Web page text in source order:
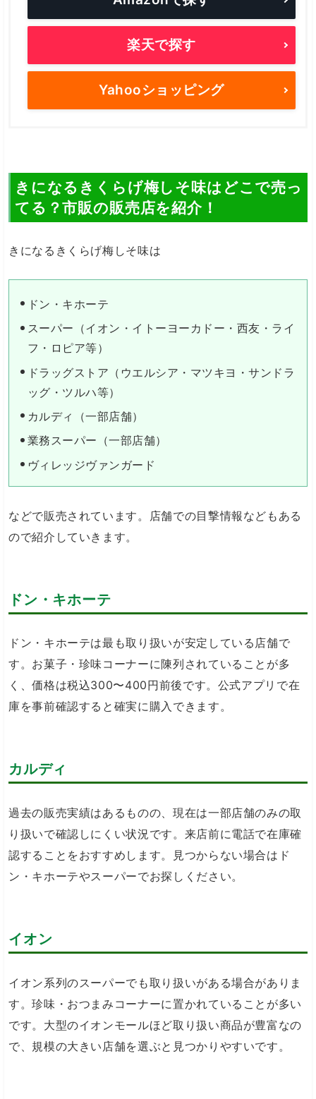
楽天で探す
Yahooショッピング
きになるきくらげ梅しそ味はどこで売っ
てる？市販の販売店を紹介！
きになるきくらげ梅しそ味は
ドン・キホーテ
スーパー（イオン・イトーヨーカドー・西友・ライ
フ・ロピア等）
ドラッグストア（ウエルシア・マツキヨ・サンドラ
ッグ・ツルハ等）
カルディ（一部店舗）
業務スーパー（一部店舗）
ヴィレッジヴァンガード
などで販売されています。店舗での目撃情報などもある
ので紹介していきます。
ドン・キホーテ
ドン・キホーテは最も取り扱いが安定している店舗で
す。お菓子・珍味コーナーに陳列されていることが多
く、価格は税込300〜400円前後です。公式アプリで在
庫を事前確認すると確実に購入できます。
カルディ
過去の販売実績はあるものの、現在は一部店舗のみの取
り扱いで確認しにくい状況です。来店前に電話で在庫確
認することをおすすめします。見つからない場合はド
ン・キホーテやスーパーでお探しください。
イオン
イオン系列のスーパーでも取り扱いがある場合がありま
す。珍味・おつまみコーナーに置かれていることが多い
です。大型のイオンモールほど取り扱い商品が豊富なの
で、規模の大きい店舗を選ぶと見つかりやすいです。